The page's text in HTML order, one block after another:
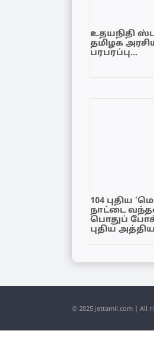
உதயநிதி
தமிழக
பரபரப்பு…
104 புதிய
நாட்டை
பொதுப்
புதிய
© 2025 Jettamil.com | All